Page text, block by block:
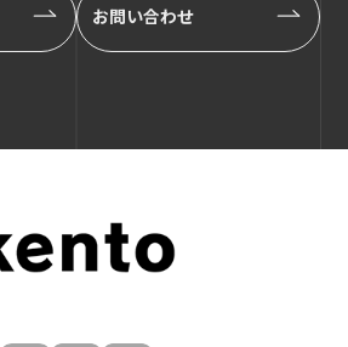
お問い合わせ